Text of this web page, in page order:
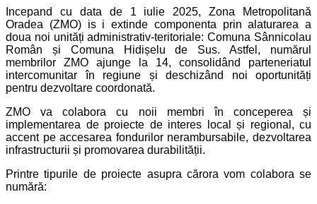
Incepand cu data de 1 iulie 2025, Zona Metropolitană
Oradea (ZMO) is i extinde componenta prin alaturarea a
doua noi unități administrativ-teritoriale: Comuna Sânnicolau
Român și Comuna Hidișelu de Sus. Astfel, numărul
membrilor ZMO ajunge la 14, consolidând parteneriatul
intercomunitar în regiune și deschizând noi oportunități
pentru dezvoltare coordonată.
ZMO va colabora cu noii membri în conceperea și
implementarea de proiecte de interes local și regional, cu
accent pe accesarea fondurilor nerambursabile, dezvoltarea
infrastructurii și promovarea durabilității.
Printre tipurile de proiecte asupra cărora vom colabora se
numără: